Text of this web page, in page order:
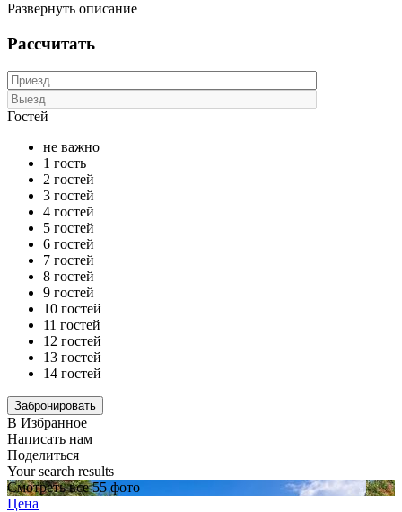
Развернуть описание
Рассчитать
Гостей
не важно
1 гость
2 гостей
3 гостей
4 гостей
5 гостей
6 гостей
7 гостей
8 гостей
9 гостей
10 гостей
11 гостей
12 гостей
13 гостей
14 гостей
В Избранное
Написать нам
Поделиться
Your search results
Смотреть все 55 фото
Цена